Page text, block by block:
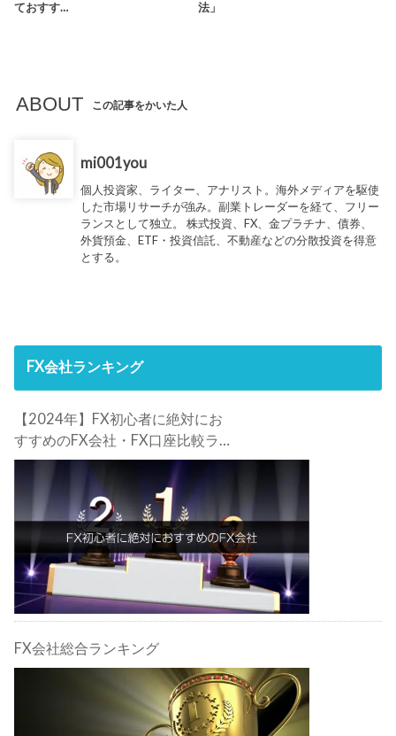
ておすす…
法」
ABOUT この記事をかいた人
mi001you
個人投資家、ライター、アナリスト。海外メディアを駆使
した市場リサーチが強み。副業トレーダーを経て、フリー
ランスとして独立。 株式投資、FX、金プラチナ、債券、
外貨預金、ETF・投資信託、不動産などの分散投資を得意
とする。
FX会社ランキング
【2024年】FX初心者に絶対にお
すすめのFX会社・FX口座比較ラン
キング。FX初心者におすすめの理
由・注意点も合わせて解説しま
す！
FX会社総合ランキング